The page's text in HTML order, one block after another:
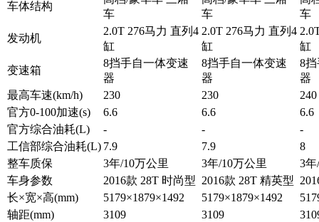
车体结构
车
车
车
发动机
2.0T 276马力 直列4
缸
2.0T 276马力 直列4
缸
缸
变速箱
8挡手自一体变速
器
8挡手自一体变速
器
8
器
最高车速(km/h)
230 230
240
官方0-100加速(s)
6.6 6.6
6.6
官方综合油耗(L)
- -
-
工信部综合油耗(L) 7.9 7.9
8
整车质保
3年/10万公里 3年/10万公里
3
车身参数
2016款 28T 时尚型 2016款 28T 精英型
长×宽×高(mm)
5179×1879×1492 5179×1879×1492
轴距(mm)
3109 3109